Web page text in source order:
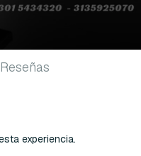
Reseñas